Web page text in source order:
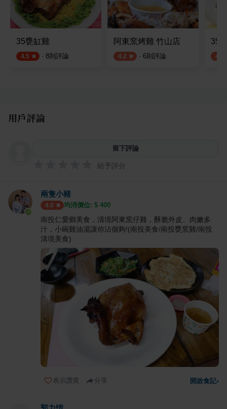
35甕缸雞
4.5 · 8則評論
阿東窯烤雞 竹山店
4.2 · 6則評論
35
4.0
用戶評論
留下評論
給予評分
兩隻小豬
4.0 均消價位: $ 400
南投仁愛鄉美食，清境阿東窯仔雞，酥脆外皮、肉嫩多
汁，小碗雞油湯讓你沾個夠!(南投美食/南投甕窯雞/南投
清境美食)
表示讚賞 分享 開啟食記›